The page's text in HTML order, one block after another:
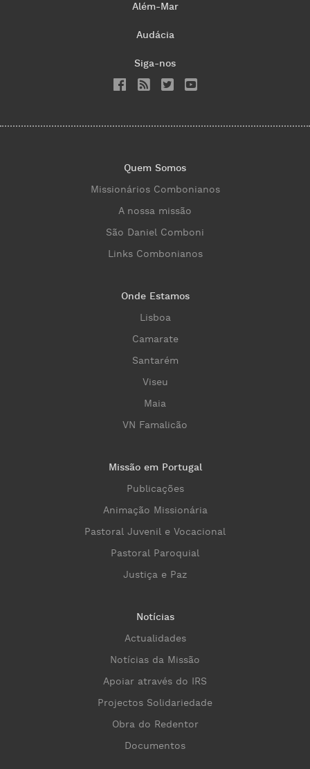
Além-Mar
Audácia
Siga-nos
Quem Somos
Missionários Combonianos
A nossa missão
São Daniel Comboni
Links Combonianos
Onde Estamos
Lisboa
Camarate
Santarém
Viseu
Maia
VN Famalicão
Missão em Portugal
Publicações
Animação Missionária
Pastoral Juvenil e Vocacional
Pastoral Paroquial
Justiça e Paz
Notícias
Actualidades
Notícias da Missão
Apoiar através do IRS
Projectos Solidariedade
Obra do Redentor
Documentos